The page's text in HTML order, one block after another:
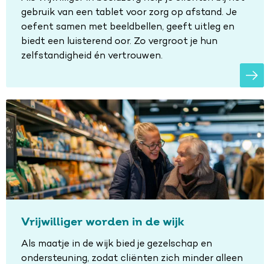
gebruik van een tablet voor zorg op afstand. Je
oefent samen met beeldbellen, geeft uitleg en
biedt een luisterend oor. Zo vergroot je hun
zelfstandigheid én vertrouwen.
Vrijwilliger worden in de wijk
Als maatje in de wijk bied je gezelschap en
ondersteuning, zodat cliënten zich minder alleen